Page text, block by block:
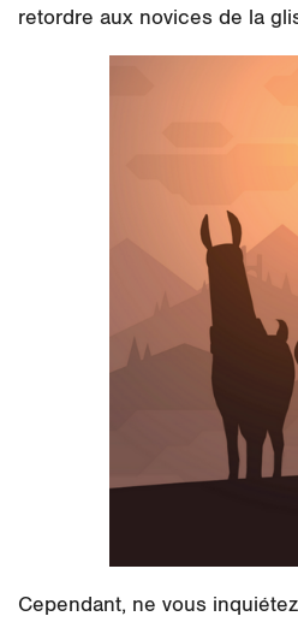
retordre aux novices de la
Cependant, ne vous